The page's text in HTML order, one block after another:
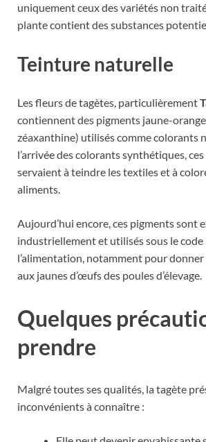
uniquement ceux des variétés non
plante contient des substances
Teinture naturelle
Les fleurs de tagètes, particulièrement
contiennent des pigments jaune-
zéaxanthine) utilisés comme colorants
l’arrivée des colorants synthétiques,
servaient à teindre les textiles et à
aliments.
Aujourd’hui encore, ces pigments sont
industriellement et utilisés sous le code
l’alimentation, notamment pour
aux jaunes d’œufs des poules d’élevage.
Quelques
prendre
Malgré toutes ses qualités, la tagète
inconvénients à connaître :